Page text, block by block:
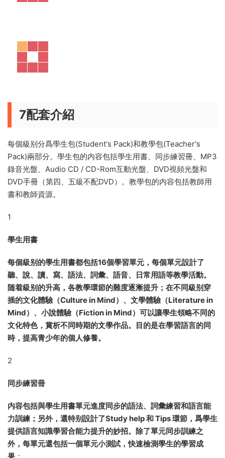
6 EIM 與 英語考試難度對标
7配套介紹
每個級别分爲學生包(Student's Pack)和教學包(Teacher's
Pack)兩部分。學生包的内容包括學生用書、同步練習冊、MP3
DVD手冊（第四、五級不配DVD）。教學包的内容包括教師用
書和教師資源。
1
學生用書
每個級别的學生用書都包括16個學習單元，每個單元設計了